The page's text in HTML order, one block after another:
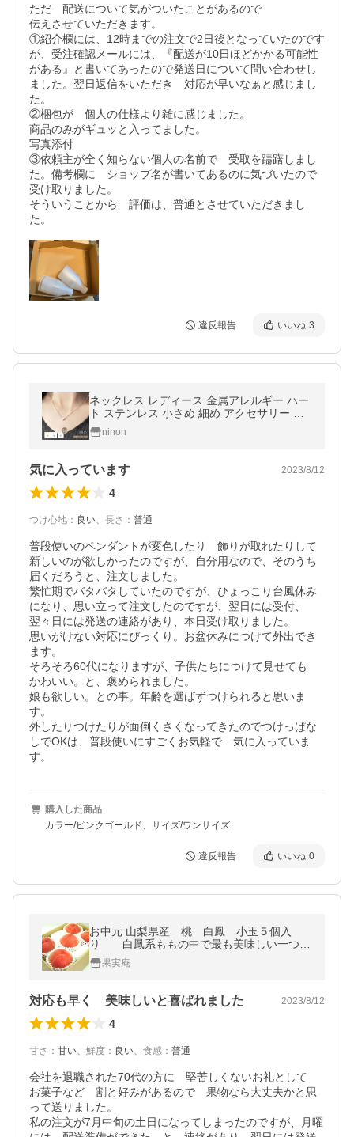
ただ　配送について気がついたことがあるので
伝えさせていただきます。
①紹介欄には、12時までの注文で2日後となっていたのです
が、受注確認メールには、『配送が10日ほどかかる可能性
がある』と書いてあったので発送日について問い合わせし
ました。翌日返信をいただき　対応が早いなぁと感じまし
た。
②梱包が　個人の仕様より雑に感じました。
商品のみがギュッと入ってました。
写真添付
③依頼主が全く知らない個人の名前で　受取を躊躇しまし
た。備考欄に　ショップ名が書いてあるのに気づいたので
受け取りました。
そういうことから　評価は、普通とさせていただきまし
た。
違反報告 いいね 3
ネックレス レディース 金属アレルギー ハー
ト ステンレス 小さめ 細め アクセサリー 大
人 シンプル 通勤 通学 つけっぱなし 上品 き
れいめ 普段使い ショート
ninon
気に入っています 2023/8/12
4
つけ心地 ： 良い、 長さ ： 普通
普段使いのペンダントが変色したり　飾りが取れたりして
新しいのが欲しかったのですが、自分用なので、そのうち
届くだろうと、注文しました。
繁忙期でバタバタしていたのですが、ひょっこり台風休み
になり、思い立って注文したのですが、翌日には受付、
翌々日には発送の連絡があり、本日受け取りました。
思いがけない対応にびっくり。お盆休みにつけて外出でき
ます。
そろそろ60代になりますが、子供たちにつけて見せても
かわいい。と、褒められました。
娘も欲しい。との事。年齢を選ばずつけられると思いま
す。
外したりつけたりが面倒くさくなってきたのでつけっぱな
しでOKは、普段使いにすごくお気軽で　気に入っていま
す。
購入した商品
カラー/ピンクゴールド、サイズ/ワンサイズ
違反報告 いいね 0
お中元 山梨県産 桃 白鳳 小玉５個入
り 白鳳系ももの中で最も美味しい一つ！
出荷予定期間：７月１０日〜２５日
果実庵
対応も早く 美味しいと喜ばれました 2023/8/12
4
甘さ ： 甘い、 鮮度 ： 良い、 食感 ： 普通
会社を退職された70代の方に　堅苦しくないお礼として
お菓子など　割と好みがあるので　果物なら大丈夫かと思
って送りました。
私の注文が7月中旬の土日になってしまったのですが、月曜